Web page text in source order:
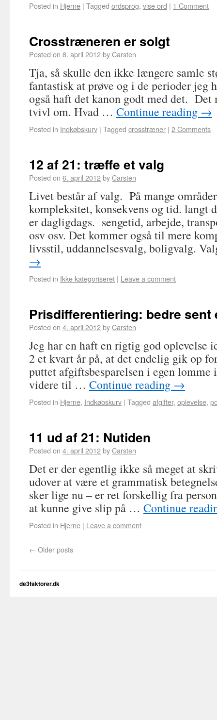
Posted in Hjerne | Tagged ordsprog, vise ord | 1 Comment
Crosstræneren er solgt
Posted on 8. april 2012byCarsten
Tja, så skulle den ikke længere samle
fantastisk at prøve og i de perioder jeg
også haft det kanon godt med det. Det
tvivl om. Hvad … Continue reading →
Posted in Indkøbskurv | Tagged crosstræner | 2 Comments
12 af 21: træffe et valg
Posted on 6. april 2012byCarsten
Livet består af valg. På mange
kompleksitet, konsekvens og tid. langt
er dagligdags. sengetid, arbejde,
osv osv. Det kommer også til mere
livsstil, uddannelsesvalg, boligvalg.
→
Posted in Ikke kategoriseret | Leave a comment
Prisdifferentiering: bedre sent
Posted on 4. april 2012byCarsten
Jeg har en haft en rigtig god oplevelse
2 et kvart år på, at det endelig gik op
puttet afgiftsbesparelsen i egen lomme
videre til … Continue reading →
Posted in Hjerne, Indkøbskurv | Tagged afgifter, oplevelse,
11 ud af 21: Nutiden
Posted on 4. april 2012byCarsten
Det er der egentlig ikke så meget at
udover at være et grammatisk
sker lige nu – er ret forskellig fra
at kunne give slip på … Continue
Posted in Hjerne | Leave a comment
← Older posts
de3faktorer.dk